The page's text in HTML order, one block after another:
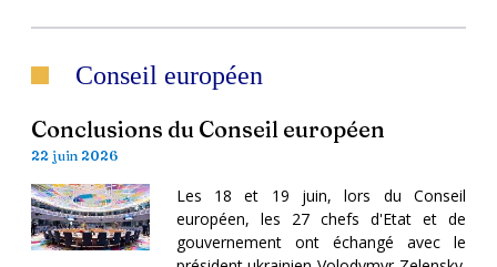
Conseil européen
Conclusions du Conseil européen
22 juin 2026
Les 18 et 19 juin, lors du Conseil
européen, les 27 chefs d'Etat et de
gouvernement ont échangé avec le